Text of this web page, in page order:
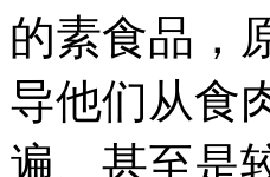
的素食品，
导他们从食
遍、甚至是